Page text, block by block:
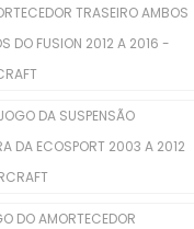
Do Radiador
Do Distribuidor
Poly V
Termostáticas
TRASEIRO AMBOS
DO FUSION 2012 A 2016 -
DA SUSPENSÃO
DA ECOSPORT 2003 A 2012
DO AMORTECEDOR